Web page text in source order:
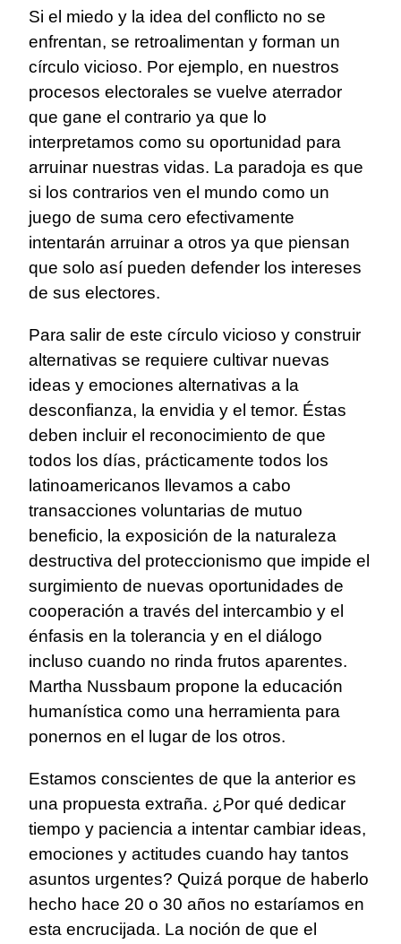
Si el miedo y la idea del conflicto no se
enfrentan, se retroalimentan y forman un
círculo vicioso. Por ejemplo, en nuestros
procesos electorales se vuelve aterrador
que gane el contrario ya que lo
interpretamos como su oportunidad para
arruinar nuestras vidas. La paradoja es que
si los contrarios ven el mundo como un
juego de suma cero efectivamente
intentarán arruinar a otros ya que piensan
que solo así pueden defender los intereses
de sus electores.
Para salir de este círculo vicioso y construir
alternativas se requiere cultivar nuevas
ideas y emociones alternativas a la
desconfianza, la envidia y el temor. Éstas
deben incluir el reconocimiento de que
todos los días, prácticamente todos los
latinoamericanos llevamos a cabo
transacciones voluntarias de mutuo
beneficio, la exposición de la naturaleza
destructiva del proteccionismo que impide el
surgimiento de nuevas oportunidades de
cooperación a través del intercambio y el
énfasis en la tolerancia y en el diálogo
incluso cuando no rinda frutos aparentes.
Martha Nussbaum propone la educación
humanística como una herramienta para
ponernos en el lugar de los otros.
Estamos conscientes de que la anterior es
una propuesta extraña. ¿Por qué dedicar
tiempo y paciencia a intentar cambiar ideas,
emociones y actitudes cuando hay tantos
asuntos urgentes? Quizá porque de haberlo
hecho hace 20 o 30 años no estaríamos en
esta encrucijada. La noción de que el